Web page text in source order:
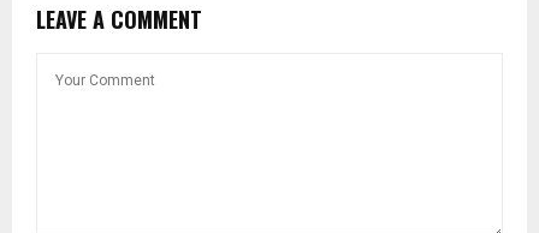
LEAVE A COMMENT